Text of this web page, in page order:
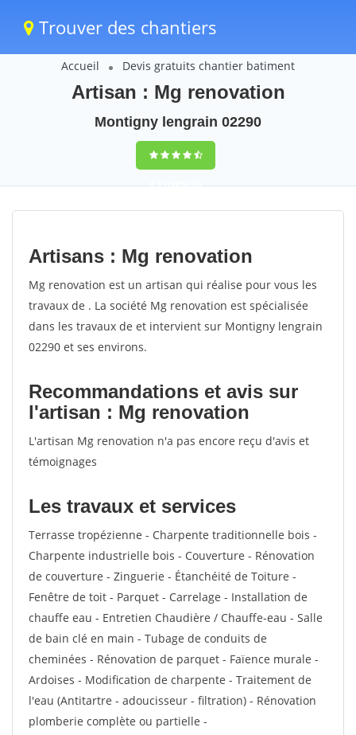
Trouver des chantiers
Accueil Devis gratuits chantier batiment
Artisan : Mg renovation
Montigny lengrain 02290
9,5(100%)34
votes
Artisans : Mg renovation
Mg renovation est un artisan qui réalise pour vous les
travaux de . La société Mg renovation est spécialisée
dans les travaux de et intervient sur Montigny lengrain
02290 et ses environs.
Recommandations et avis sur
l'artisan : Mg renovation
L'artisan Mg renovation n'a pas encore reçu d'avis et
témoignages
Les travaux et services
Terrasse tropézienne - Charpente traditionnelle bois -
Charpente industrielle bois - Couverture - Rénovation
de couverture - Zinguerie - Étanchéité de Toiture -
Fenêtre de toit - Parquet - Carrelage - Installation de
chauffe eau - Entretien Chaudière / Chauffe-eau - Salle
de bain clé en main - Tubage de conduits de
cheminées - Rénovation de parquet - Faïence murale -
Ardoises - Modification de charpente - Traitement de
l'eau (Antitartre - adoucisseur - filtration) - Rénovation
plomberie complète ou partielle -